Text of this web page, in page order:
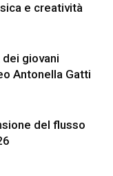
e creatività
giovani
Antonella Gatti
del flusso